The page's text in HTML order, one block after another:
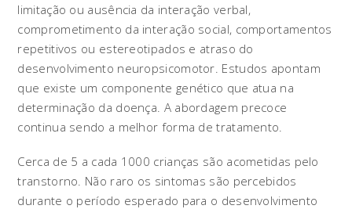
limitação ou ausência da interação verbal,
comprometimento da interação social, comportamentos
repetitivos ou estereotipados e atraso do
desenvolvimento neuropsicomotor. Estudos apontam
que existe um componente genético que atua na
determinação da doença. A abordagem precoce
continua sendo a melhor forma de tratamento.
Cerca de 5 a cada 1000 crianças são acometidas pelo
transtorno. Não raro os sintomas são percebidos
durante o período esperado para o desenvolvimento